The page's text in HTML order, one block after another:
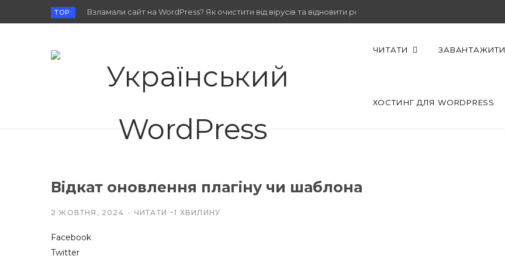
TOP: Взламали сайт на WordPress? Як очистити від вірусів та відновити роботу.
ЧИТАТИ ЗАВАНТАЖИТИ
ХОСТИНГ ДЛЯ WORDPRESS
Відкат оновлення плагіну чи шаблона
2 ЖОВТНЯ, 2024 ЧИТАТИ ~1 ХВИЛИНУ
Facebook
Twitter